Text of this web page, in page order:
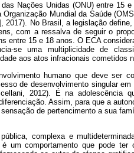
Nações Unidas (ONU) entre 15
Mundial da Saúde
2017). No Brasil, a legislação
com a ressalva de seguir o
entre 15 e 18 anos. O ECA
se uma multiplicidade de
aos atos infracionais cometidos
humano que deve ser
de desenvolvimento singular em
2012). É na adolescência
Assim, para que a
de pertencimento a sua
complexa e
um comportamento que pode ter